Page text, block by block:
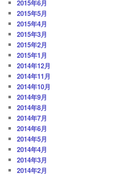
2015年6月
2015年5月
2015年4月
2015年3月
2015年2月
2015年1月
2014年12月
2014年11月
2014年10月
2014年9月
2014年8月
2014年7月
2014年6月
2014年5月
2014年4月
2014年3月
2014年2月